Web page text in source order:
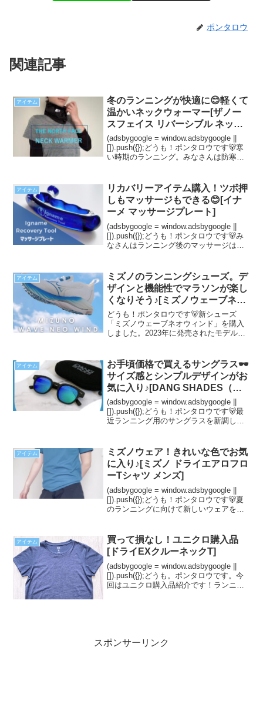
ポンタロウ
関連記事
アイテム
冬のランニングが快適に😊軽くて
温かいネックウォーマー[ザノー
スフェイス リバーシブル ネック
ウォーマー ]
(adsbygoogle = window.adsbygoogle ||
[]).push({});どうも！ポンタロウです🐻寒
い時期のランニング。みなさんは防寒対
んで走...
アイテム
リカバリーアイテム購入！ツボ押
しもマッサージもできる😊[イナ
ーメ マッサージプレート]
(adsbygoogle = window.adsbygoogle ||
[]).push({});どうも！ポンタロウです🐻み
なさんはランニング後のマッサージはど
て、イナ...
アイテム
ミズノのランニングシューズ。デ
ザインと機能性でマラソンが楽し
くなりそう♪[ミズノウェーブネオ
ウィンド]
どうも！ポンタロウです🐻新シューズ
「ミズノウェーブネオウィンド」を購入
しました。2023年に発売されたモデルな
ったので紹介します！みなさんのシュー
ズ選びの参考になれば...
アイテム
お手頃価格で買えるサングラス🕶
サイズ感とシンプルデザインがお
気に入り♪[DANG SHADES（ダ
ン シェイディーズ）サングラス]
(adsbygoogle = window.adsbygoogle ||
[]).push({});どうも！ポンタロウです🐻最
近ランニング用のサングラスを新調しま
た...
アイテム
ミズノウェア！きれいな色でお気
に入り♪[ミズノ ドライエアロフロ
ーTシャツ メンズ]
(adsbygoogle = window.adsbygoogle ||
[]).push({});どうも！ポンタロウです🐻夏
のランニングに向けて新しいウェアを購
すすめ...
アイテム
買って損なし！ユニクロ購入品
[ドライEXクルーネックT]
(adsbygoogle = window.adsbygoogle ||
[]).push({});どうも。ポンタロウです。今
回はユニクロ購入品紹介です！ランニン
スポンサーリンク